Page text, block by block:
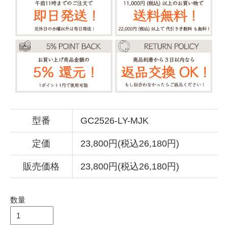
型番 GC2526-LY-MJK
定価 23,800円(税込26,180円)
販売価格 23,800円(税込26,180円)
数量